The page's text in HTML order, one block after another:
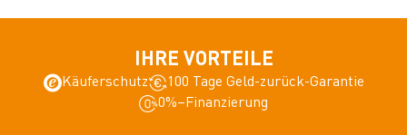
IHRE VORTEILE
Käuferschutz
100 Tage Geld-zurück-Garantie
0%–Finanzierung